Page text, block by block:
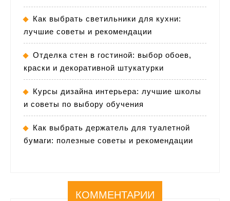
Как выбрать светильники для кухни:
лучшие советы и рекомендации
Отделка стен в гостиной: выбор обоев,
краски и декоративной штукатурки
Курсы дизайна интерьера: лучшие школы
и советы по выбору обучения
Как выбрать держатель для туалетной
бумаги: полезные советы и рекомендации
КОММЕНТАРИИ